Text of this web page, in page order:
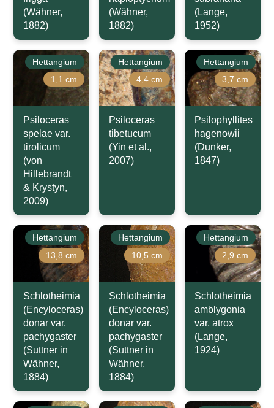
(Wähner,
1882)
(Wähner,
1882)
(Lange,
1952)
Hettangium
1,1 cm
Psiloceras
spelae var.
tirolicum
(von
Hillebrandt
& Krystyn,
2009)
Hettangium
4,4 cm
Psiloceras
tibetucum
(Yin et al.,
2007)
Hettangium
3,7 cm
Psilophyllites
hagenowii
(Dunker,
1847)
Hettangium
13,8 cm
Schlotheimia
(Encyloceras)
donar var.
pachygaster
(Suttner in
Wähner,
1884)
Hettangium
10,5 cm
Schlotheimia
(Encyloceras)
donar var.
pachygaster
(Suttner in
Wähner,
1884)
Hettangium
2,9 cm
Schlotheimia
amblygonia
var. atrox
(Lange,
1924)